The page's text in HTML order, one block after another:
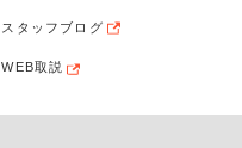
スタッフブログ
WEB取説